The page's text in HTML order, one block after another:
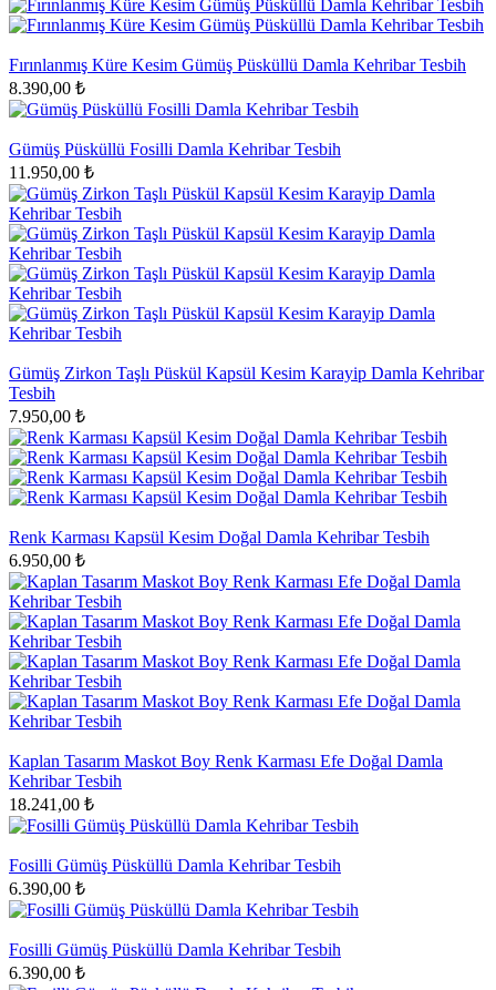
Fırınlanmış Küre Kesim Gümüş Püsküllü Damla Kehribar Tesbih
8.390,00 ₺
Gümüş Püsküllü Fosilli Damla Kehribar Tesbih
11.950,00 ₺
Gümüş Zirkon Taşlı Püskül Kapsül Kesim Karayip Damla Kehribar
Tesbih
7.950,00 ₺
Renk Karması Kapsül Kesim Doğal Damla Kehribar Tesbih
6.950,00 ₺
Kaplan Tasarım Maskot Boy Renk Karması Efe Doğal Damla
Kehribar Tesbih
18.241,00 ₺
Fosilli Gümüş Püsküllü Damla Kehribar Tesbih
6.390,00 ₺
Fosilli Gümüş Püsküllü Damla Kehribar Tesbih
6.390,00 ₺